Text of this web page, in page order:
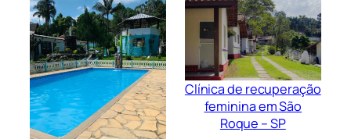
Clínica de recuperação
feminina em São
Roque – SP